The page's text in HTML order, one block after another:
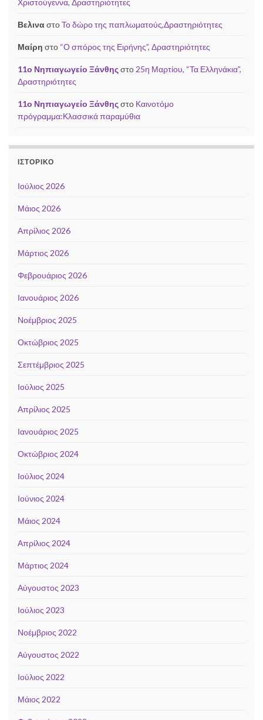
Χριστούγεννα, Δραστηριότητες
ΒελιναστοΤο δώρο της παπλωματούς,Δραστηριότητες
Μαίρη στο “Ο σπόρος της Ειρήνης”, Δραστηριότητες
11ο Νηπιαγωγείο Ξάνθηςστο 25η Μαρτίου, “Τα Ελληνάκια”,
Δραστηριότητες
11ο Νηπιαγωγείο Ξάνθηςστο Καινοτόμο
πρόγραμμα:Κλασσικά παραμύθια
ΙΣΤΟΡΙΚΌ
Ιούλιος 2026
Μάιος 2026
Απρίλιος 2026
Μάρτιος 2026
Φεβρουάριος 2026
Ιανουάριος 2026
Νοέμβριος 2025
Οκτώβριος 2025
Σεπτέμβριος 2025
Ιούλιος 2025
Απρίλιος 2025
Ιανουάριος 2025
Οκτώβριος 2024
Ιούλιος 2024
Ιούνιος 2024
Μάιος 2024
Απρίλιος 2024
Μάρτιος 2024
Αύγουστος 2023
Ιούλιος 2023
Νοέμβριος 2022
Αύγουστος 2022
Ιούλιος 2022
Μάιος 2022